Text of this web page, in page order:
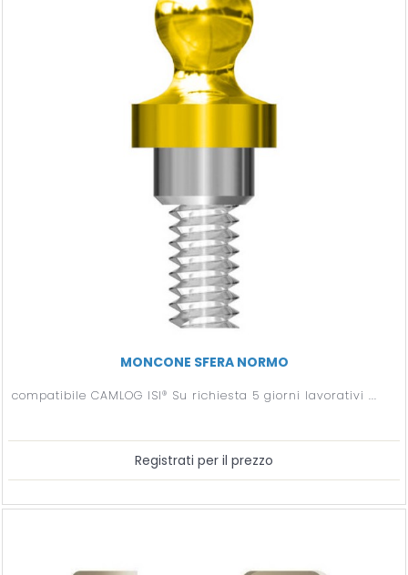
MONCONE SFERA NORMO
compatibile CAMLOG ISI® Su richiesta 5 giorni lavorativi ...
Registrati per il prezzo